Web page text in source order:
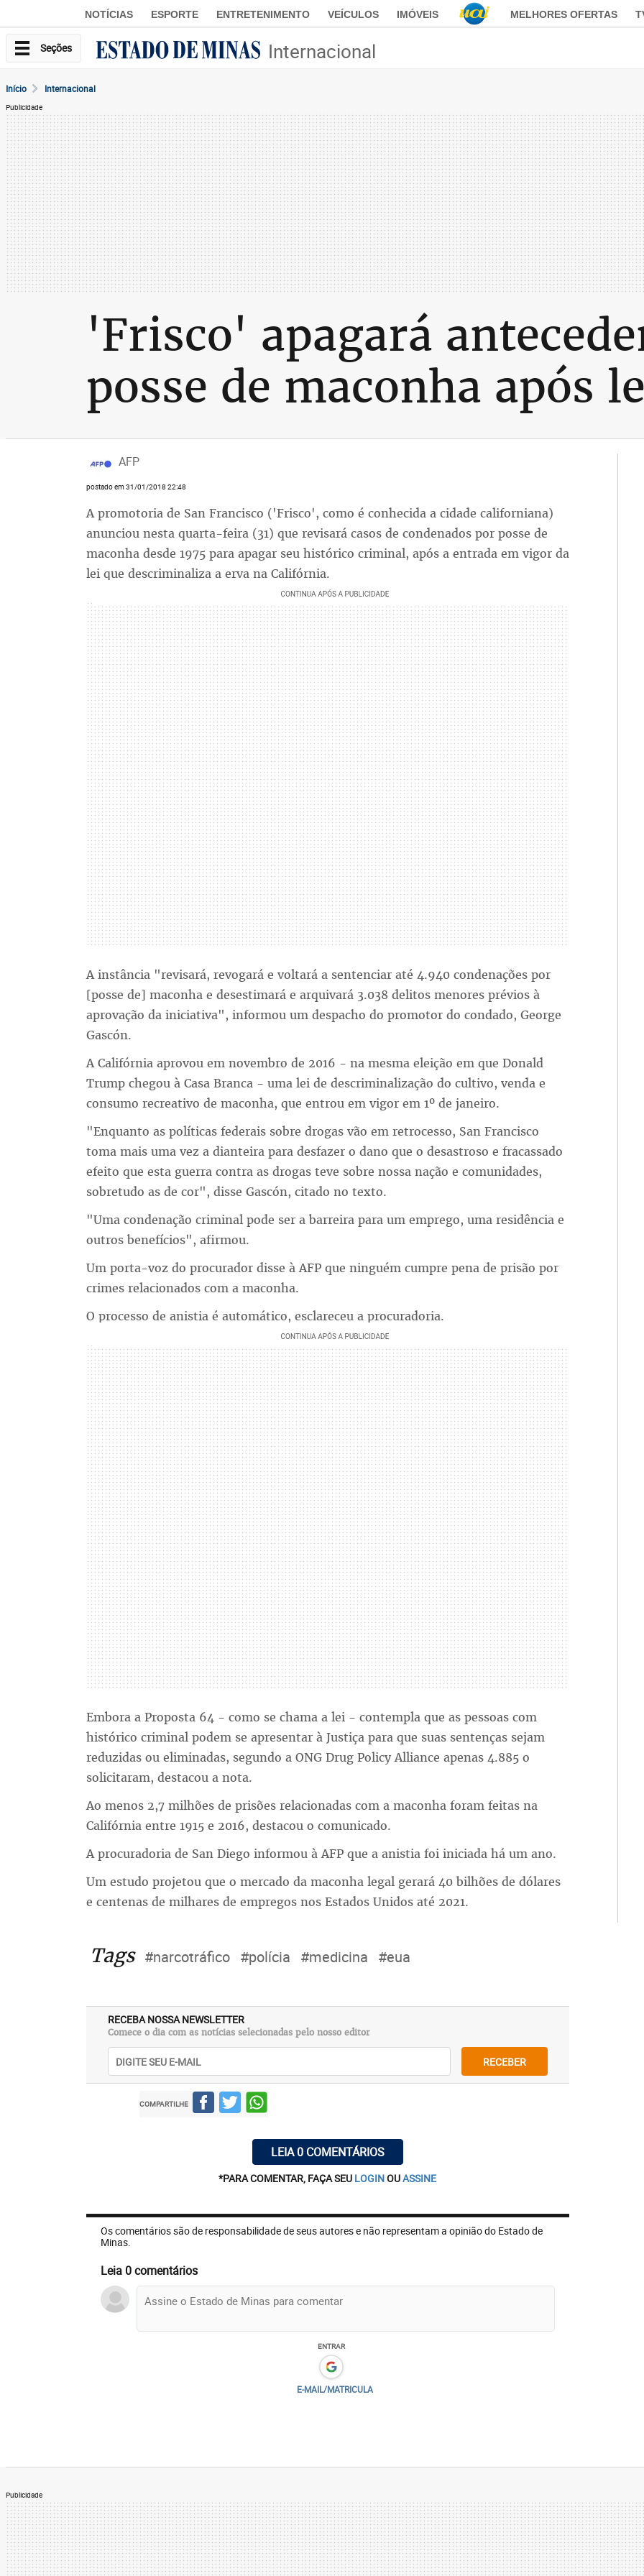
NOTÍCIAS ESPORTE ENTRETENIMENTO VEÍCULOS IMÓVEIS MELHORES OFERTAS
Seções Internacional
Início Internacional
Publicidade
'Frisco' apagará
posse de maconha após
AFP
postado em 31/01/2018 22:48
A promotoria de San Francisco ('Frisco', como é conhecida a cidade californiana)
anunciou nesta quarta-feira (31) que revisará casos de condenados por posse de
maconha desde 1975 para apagar seu histórico criminal, após a entrada em vigor da
lei que descriminaliza a erva na Califórnia.
A instância "revisará, revogará e voltará a sentenciar até 4.940 condenações por
[posse de] maconha e desestimará e arquivará 3.038 delitos menores prévios à
aprovação da iniciativa", informou um despacho do promotor do condado, George
Gascón.
A Califórnia aprovou em novembro de 2016 - na mesma eleição em que Donald
Trump chegou à Casa Branca - uma lei de descriminalização do cultivo, venda e
consumo recreativo de maconha, que entrou em vigor em 1º de janeiro.
"Enquanto as políticas federais sobre drogas vão em retrocesso, San Francisco
toma mais uma vez a dianteira para desfazer o dano que o desastroso e fracassado
efeito que esta guerra contra as drogas teve sobre nossa nação e comunidades,
sobretudo as de cor", disse Gascón, citado no texto.
"Uma condenação criminal pode ser a barreira para um emprego, uma residência e
outros benefícios", afirmou.
Um porta-voz do procurador disse à AFP que ninguém cumpre pena de prisão por
crimes relacionados com a maconha.
O processo de anistia é automático, esclareceu a procuradoria.
Embora a Proposta 64 - como se chama a lei - contempla que as pessoas com
histórico criminal podem se apresentar à Justiça para que suas sentenças sejam
reduzidas ou eliminadas, segundo a ONG Drug Policy Alliance apenas 4.885 o
solicitaram, destacou a nota.
Ao menos 2,7 milhões de prisões relacionadas com a maconha foram feitas na
Califórnia entre 1915 e 2016, destacou o comunicado.
A procuradoria de San Diego informou à AFP que a anistia foi iniciada há um ano.
Um estudo projetou que o mercado da maconha legal gerará 40 bilhões de dólares
e centenas de milhares de empregos nos Estados Unidos até 2021.
Tags #narcotráfico #polícia #medicina #eua
RECEBA NOSSA NEWSLETTER
Comece o dia com as notícias selecionadas pelo nosso editor
RECEBER
COMPARTILHE
LEIA 0 COMENTÁRIOS
*PARA COMENTAR, FAÇA SEU LOGINOUASSINE
Os comentários são de responsabilidade de seus autores e não representam a opinião do Estado de
Minas.
Leia 0 comentários
ENTRAR
E-MAIL/MATRICULA
Publicidade